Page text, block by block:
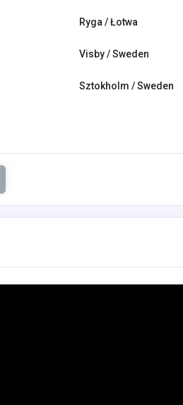
Ryga / Łotwa
Visby / Sweden
Sztokholm / Sweden